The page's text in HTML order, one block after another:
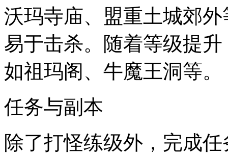
沃玛寺庙、盟重土城郊
易于击杀。随着等级提
如祖玛阁、牛魔王洞等。
任务与副本
除了打怪练级外，完成